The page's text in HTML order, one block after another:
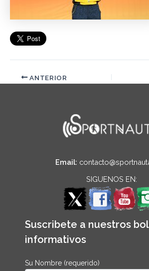
ANTERIOR
Email:
SIGUENOS EN:
Suscribete a nuestros
informativos
Su Nombre (requerido)